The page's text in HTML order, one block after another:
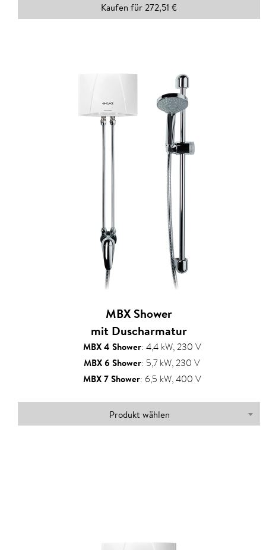
Kaufen für 272,51 €
MBX Shower
mit Duscharmatur
MBX 4 Shower: 4,4 kW, 230 V
MBX 6 Shower: 5,7 kW, 230 V
MBX 7 Shower: 6,5 kW, 400 V
Produkt wählen